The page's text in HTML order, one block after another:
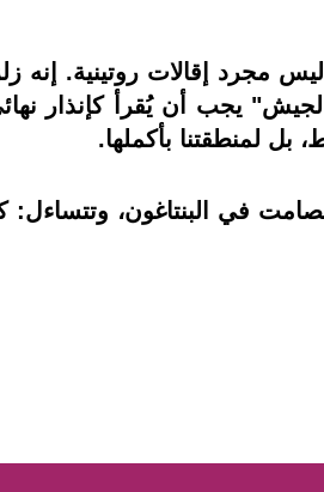
ليس مجرد إقالات روتينية.
يجب أن يُقرأ كإنذار
لمنطقتنا بأكملها.
الصامت في البنتاغون،